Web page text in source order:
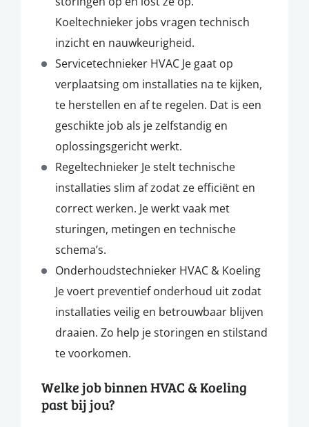
Koeltechnieker jobs vragen technisch
inzicht en nauwkeurigheid.
Servicetechnieker HVAC Je gaat op
verplaatsing om installaties na te kijken,
te herstellen en af te regelen. Dat is een
geschikte job als je zelfstandig en
oplossingsgericht werkt.
Regeltechnieker Je stelt technische
installaties slim af zodat ze efficiënt en
correct werken. Je werkt vaak met
sturingen, metingen en technische
schema’s.
Onderhoudstechnieker HVAC & Koeling
Je voert preventief onderhoud uit zodat
installaties veilig en betrouwbaar blijven
draaien. Zo help je storingen en stilstand
te voorkomen.
Welke job binnen HVAC & Koeling
past bij jou?